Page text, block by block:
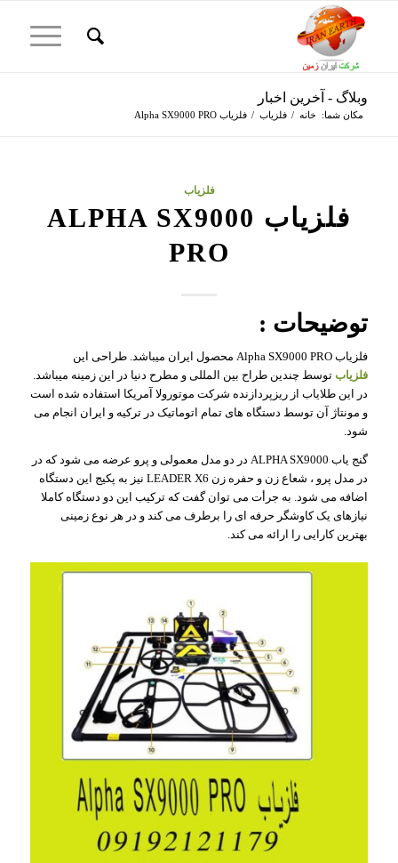
وبلاگ - آخرین اخبار
مکان شما: خانه / فلزیاب / فلزیاب Alpha SX9000 PRO
فلزیاب
فلزیاب ALPHA SX9000
PRO
توضیحات :
فلزیاب Alpha SX9000 PRO محصول ایران میباشد. طراحی این
فلزیابتوسط چندین طراح بین المللی و مطرح دنیا در این زمینه میباشد.
در این طلایاب از ریزپردازنده شرکت موتورولا آمریکا استفاده شده است
و مونتاژ آن توسط دستگاه های تمام اتوماتیک در ترکیه و ایران انجام می
شود.
گنج یاب ALPHA SX9000 در دو مدل معمولی و پرو عرضه می شود که در
در مدل پرو ، شعاع زن و حفره زن LEADER X6 نیز به پکیج این دستگاه
اضافه می شود. به جرأت می توان گفت که ترکیب این دو دستگاه کاملا
نیازهای یک کاوشگر حرفه ای را برطرف می کند و در هر نوع زمینی
بهترین کارایی را ارائه می کند.